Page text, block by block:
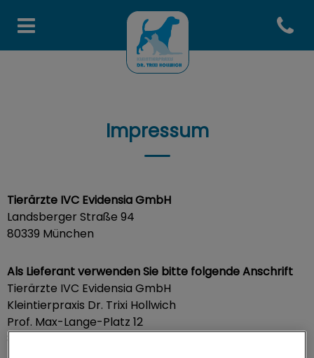
Homepage Tierarztpraxis
Open
Impressum
Tierärzte IVC Evidensia GmbH
Landsberger Straße 94
​80339 München
Als Lieferant verwenden Sie bitte folgende Anschrift
Tierärzte IVC Evidensia GmbH
Kleintierpraxis Dr. Trixi Hollwich
Prof. Max-Lange-Platz 12
83646 Bad Tölz